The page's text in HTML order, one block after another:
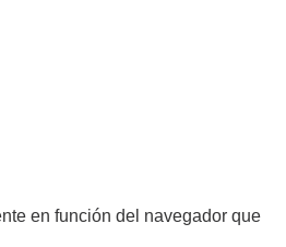
en función del navegador que